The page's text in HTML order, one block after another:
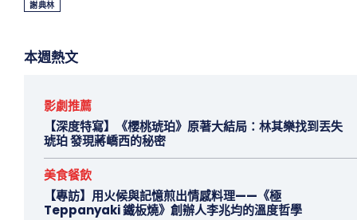
謝典林
本週熱文
影劇推薦
【深度特寫】《櫻桃琥珀》原著大結局：林其樂找到丟失
琥珀 發現蔣嶠西的秘密
美食餐飲
【專訪】用火候與記憶煎出情感料理——《極
Teppanyaki 鐵板燒》創辦人李兆均的溫度哲學